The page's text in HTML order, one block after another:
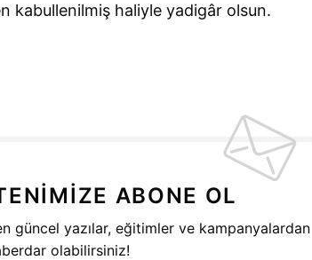
kabullenilmiş haliyle yadigâr olsun.
ABONE OL
güncel yazılar, eğitimler ve kampanyalardan
olabilirsiniz!